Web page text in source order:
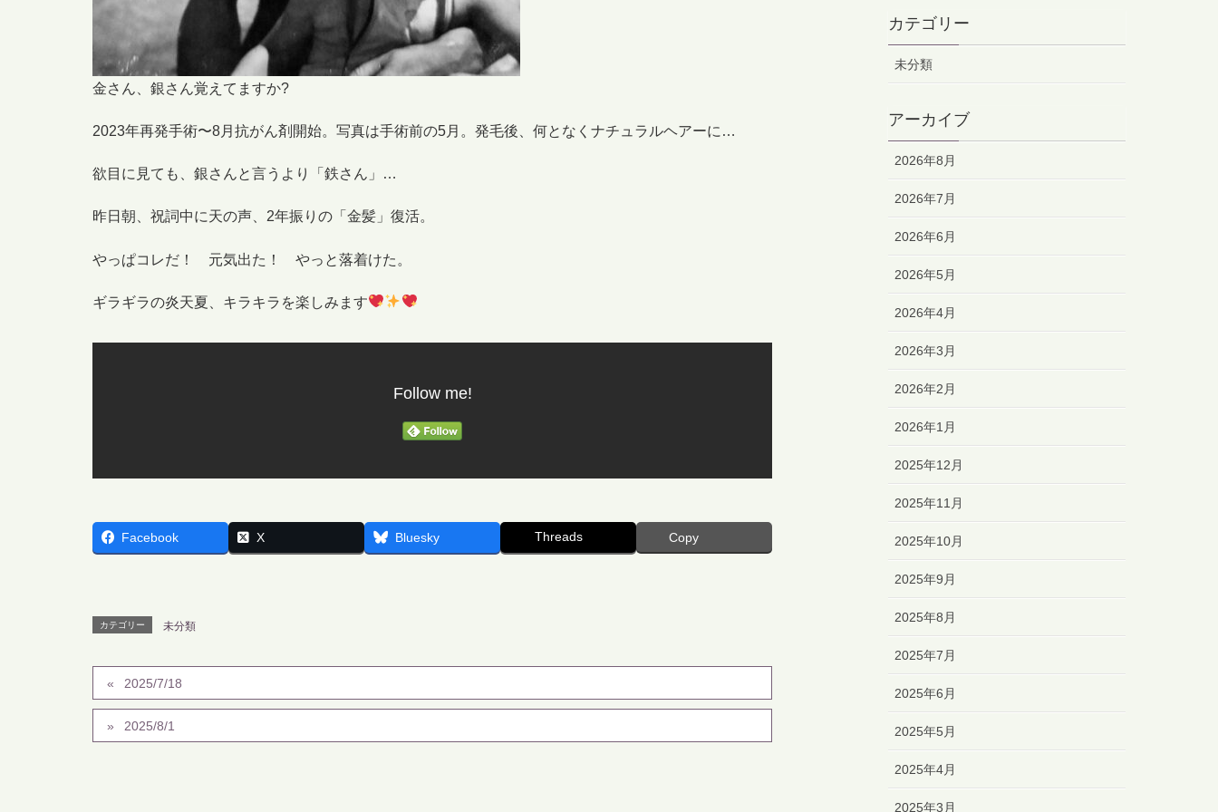
金さん、銀さん覚えてますか?
2023年再発手術〜8月抗がん剤開始。写真は手術前の5月。発毛後、何となくナチュラルヘアーに…
欲目に見ても、銀さんと言うより「鉄さん」…
昨日朝、祝詞中に天の声、2年振りの「金髪」復活。
やっぱコレだ！ 元気出た！ やっと落着けた。
ギラギラの炎天夏、キラキラを楽しみます
Follow me!
Facebook X Bluesky Threads Copy
カテゴリー 未分類
2025/7/18
2025/8/1
カテゴリー
未分類
アーカイブ
2026年8月
2026年7月
2026年6月
2026年5月
2026年4月
2026年3月
2026年2月
2026年1月
2025年12月
2025年11月
2025年10月
2025年9月
2025年8月
2025年7月
2025年6月
2025年5月
2025年4月
2025年3月